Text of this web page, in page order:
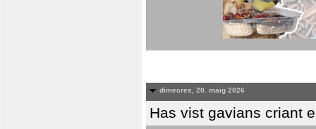
dimecres, 20. maig 2026
Has vist gavians criant